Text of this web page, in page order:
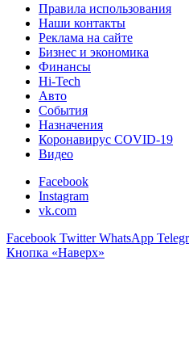
Правила использования
Наши контакты
Реклама на сайте
Бизнес и экономика
Финансы
Hi-Tech
Авто
События
Назначения
Коронавирус COVID-19
Видео
Facebook
Instagram
vk.com
Facebook Twitter WhatsApp
Кнопка «Наверх»